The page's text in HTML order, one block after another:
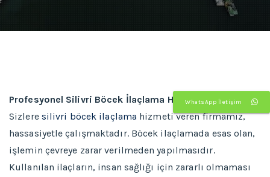
Profesyonel Silivri Böcek İlaçlama Hizmeti
Sizlere silivri böcek ilaçlama hizmeti veren firmamız,
hassasiyetle çalışmaktadır. Böcek ilaçlamada esas olan,
işlemin çevreye zarar verilmeden yapılmasıdır.
Kullanılan ilaçların, insan sağlığı için zararlı olmaması
WhatsApp İletişim